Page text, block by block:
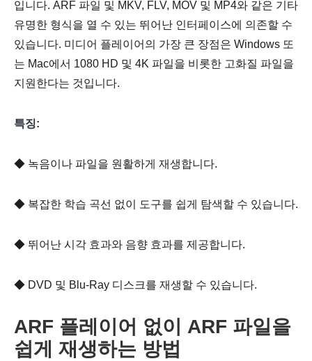
입니다. ARF 파일 및 MKV, FLV, MOV 및 MP4와 같은 기타
유명한 형식을 열 수 있는 뛰어난 인터페이스에 의존할 수
있습니다. 미디어 플레이어의 가장 큰 장점은 Windows 또
는 Mac에서 1080 HD 및 4K 파일을 비롯한 고화질 파일을
지원한다는 것입니다.
특징:
◆ 녹음이나 파일을 원활하게 재생합니다.
◆ 복잡한 학습 곡선 없이 도구를 쉽게 탐색할 수 있습니다.
◆ 뛰어난 시각 효과와 음향 효과를 제공합니다.
◆ DVD 및 Blu-Ray 디스크를 재생할 수 있습니다.
ARF 플레이어 없이 ARF 파일을
쉽게 재생하는 방법